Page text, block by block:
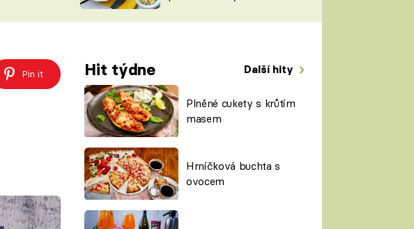
ŠÉFREDAKTORKY
ČASOPIS
Pin it Hit týdne Další hity
Plněné cukety s krůtím
masem
Hrníčková buchta s
ovocem